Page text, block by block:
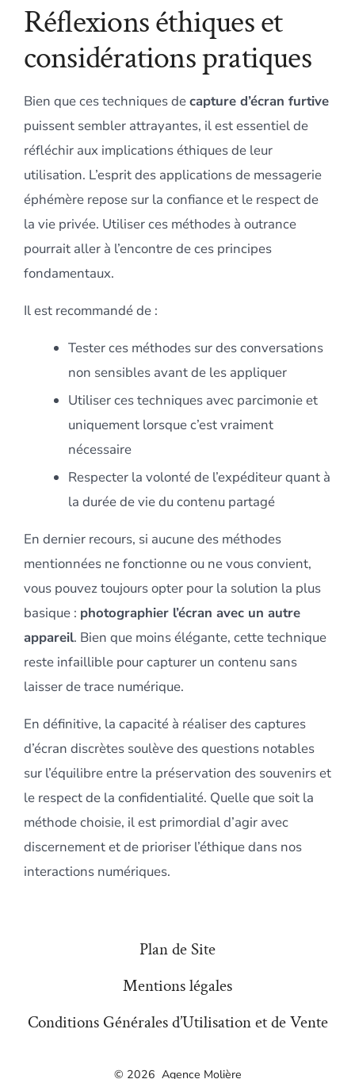
Réflexions éthiques et
considérations pratiques
Bien que ces techniques decapture d’écran furtive
puissent sembler attrayantes, il est essentiel de
réfléchir aux implications éthiques de leur
utilisation. L’esprit des applications de messagerie
éphémère repose sur la confiance et le respect de
la vie privée. Utiliser ces méthodes à outrance
pourrait aller à l’encontre de ces principes
fondamentaux.
Il est recommandé de :
Tester ces méthodes sur des conversations
non sensibles avant de les appliquer
Utiliser ces techniques avec parcimonie et
uniquement lorsque c’est vraiment
nécessaire
Respecter la volonté de l’expéditeur quant à
la durée de vie du contenu partagé
En dernier recours, si aucune des méthodes
mentionnées ne fonctionne ou ne vous convient,
vous pouvez toujours opter pour la solution la plus
basique : photographier l’écran avec un autre
appareil. Bien que moins élégante, cette technique
reste infaillible pour capturer un contenu sans
laisser de trace numérique.
En définitive, la capacité à réaliser des captures
d’écran discrètes soulève des questions notables
sur l’équilibre entre la préservation des souvenirs et
le respect de la confidentialité. Quelle que soit la
méthode choisie, il est primordial d’agir avec
discernement et de prioriser l’éthique dans nos
interactions numériques.
Plan de Site
Mentions légales
Conditions Générales d’Utilisation et de Vente
© 2026 Agence Molière